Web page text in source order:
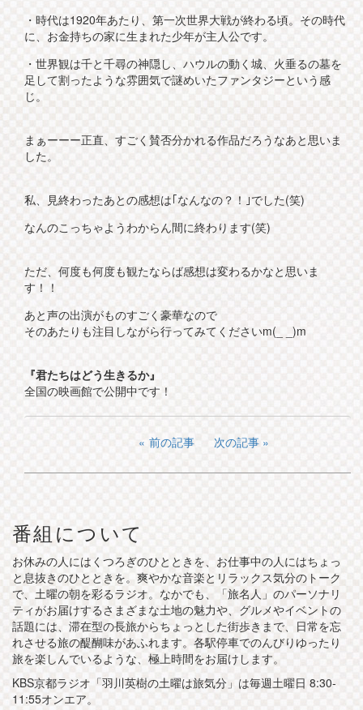
・時代は1920年あたり、第一次世界大戦が終わる頃。その時代
に、お金持ちの家に生まれた少年が主人公です。
・世界観は千と千尋の神隠し、ハウルの動く城、火垂るの墓を
足して割ったような雰囲気で謎めいたファンタジーという感
じ。
まぁーーー正直、すごく賛否分かれる作品だろうなあと思いま
した。
私、見終わったあとの感想は｢なんなの？！｣でした(笑)
なんのこっちゃようわからん間に終わります(笑)
ただ、何度も何度も観たならば感想は変わるかなと思いま
す！！
あと声の出演がものすごく豪華なので
そのあたりも注目しながら行ってみてくださいm(_ _)m
『君たちはどう生きるか』
全国の映画館で公開中です！
前の記事 次の記事
番組について
お休みの人にはくつろぎのひとときを、お仕事中の人にはちょっ
と息抜きのひとときを。爽やかな音楽とリラックス気分のトーク
で、土曜の朝を彩るラジオ。なかでも、「旅名人」のパーソナリ
ティがお届けするさまざまな土地の魅力や、グルメやイベントの
話題には、滞在型の長旅からちょっとした街歩きまで、日常を忘
れさせる旅の醍醐味があふれます。各駅停車でのんびりゆったり
旅を楽しんでいるような、極上時間をお届けします。
KBS京都ラジオ「羽川英樹の土曜は旅気分」は毎週土曜日 8:30-
11:55オンエア。